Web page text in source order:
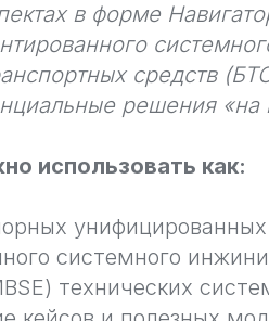
в форме
средств
решения «на
использовать как:
системного
технических